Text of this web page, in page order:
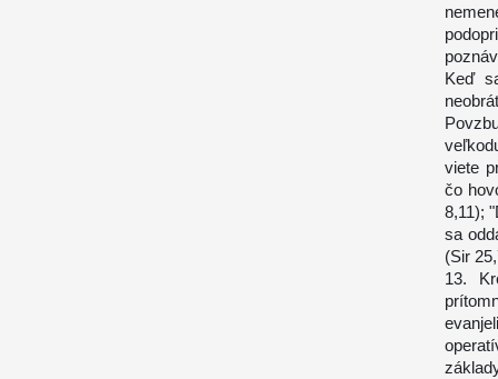
Keď
viete
čo
8,11);
sa
(Sir
13.